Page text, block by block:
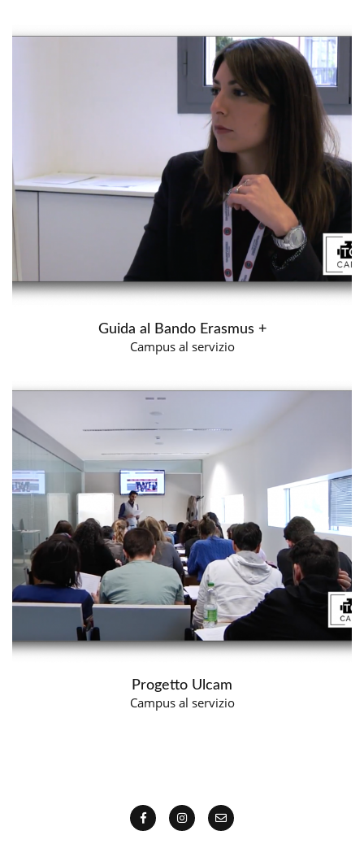
Guida al Bando Erasmus +
Campus al servizio
Progetto Ulcam
Campus al servizio